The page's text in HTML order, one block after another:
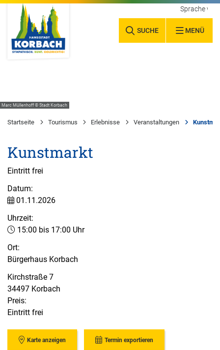
SUCHE MENÜ
Sprache
Marc Müllenhoff © Stadt Korbach
Startseite Tourismus Erlebnisse Veranstaltungen
Kunstmarkt
Eintritt frei
Datum:
01.11.2026
Uhrzeit:
15:00 bis 17:00 Uhr
Ort:
Bürgerhaus Korbach
Kirchstraße 7
34497 Korbach
Preis:
Eintritt frei
Karte anzeigen Termin exportieren